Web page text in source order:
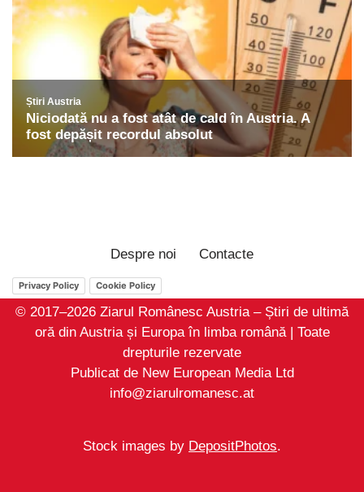
Despre noi Contacte
Privacy Policy Cookie Policy
© 2017–2026 Ziarul Românesc Austria – Știri de ultimă
oră din Austria și Europa în limba română | Toate
drepturile rezervate
Publicat de New European Media Ltd
info@ziarulromanesc.at
Stock images by DepositPhotos.